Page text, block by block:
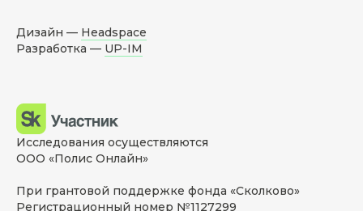
Дизайн — Headspace
Разработка — UP-IM
Исследования осуществляются
ООО «Полис Онлайн»
При грантовой поддержке фонда «Сколково»
Регистрационный номер №1127299